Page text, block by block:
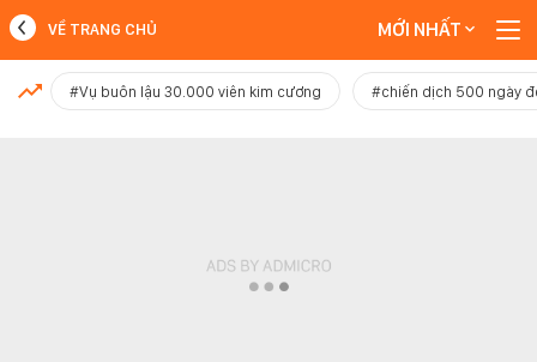
MỚI NHẤT
VỀ TRANG CHỦ MỚI NHẤT
#Vụ buôn lậu 30.000 viên kim cương #chiến dịch 500 ngày